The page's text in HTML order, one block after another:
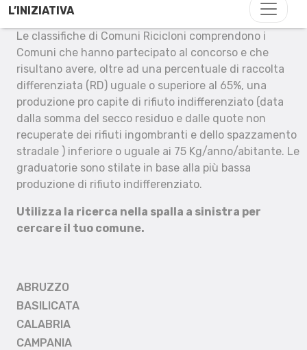
L’INIZIATIVA
Le classifiche di Comuni Ricicloni comprendono i
Comuni che hanno partecipato al concorso e che
risultano avere, oltre ad una percentuale di raccolta
differenziata (RD) uguale o superiore al 65%, una
produzione pro capite di rifiuto indifferenziato (data
dalla somma del secco residuo e dalle quote non
recuperate dei rifiuti ingombranti e dello spazzamento
stradale ) inferiore o uguale ai 75 Kg/anno/abitante. Le
graduatorie sono stilate in base alla più bassa
produzione di rifiuto indifferenziato.
Utilizza la ricerca nella spalla a sinistra per
cercare il tuo comune.
ABRUZZO
BASILICATA
CALABRIA
CAMPANIA